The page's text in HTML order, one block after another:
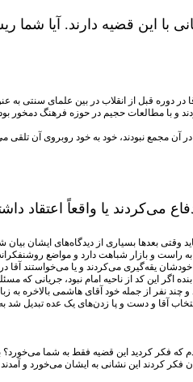
با این قضیه دارند.
در دوره قبل از انقلاب در بین علمای
و با مطالعات حجیم در حوزه فرهنگ دمخور
در آن مجمع نبودند، خود به خود روبروی
می‌کردند یا واقعاً اعتقاد
بعدها بسیاری از دیدگاه‌های ایشان بیان
راست و بازار شباهت دارد و مواضع
یقه‌گیری می‌کردند و یا می‌خواستند
بنده اگر این کد از ناحیه امام نبود،
نفر از جمله خود آقای هاشمی بالاخره به
آقا و دست و پا زدن‌های یک عده تبدیل
که فکر کردید این قضیه فقط به شما
کردند این نشانی به ایشان می‌خورد و